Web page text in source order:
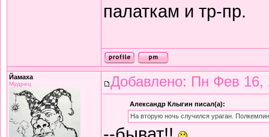
палаткам и тр-пр.
Йамаха
Мудрец Добавлено: Пн Фев 16,
Александр Клыгин писал(а):
На вторую ночь случился ураган.